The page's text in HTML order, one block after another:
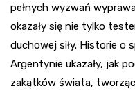
pełnych wyzwań
okazały się nie tylko
duchowej siły. Historie o
Argentynie ukazały, jak
zakątków świata,